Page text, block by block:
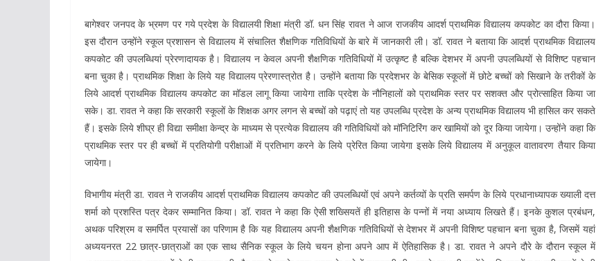
बागेश्वर जनपद के भ्रमण पर गये प्रदेश के विद्यालयी शिक्षा मंत्री डॉ. धन सिंह रावत ने आज राजकीय आदर्श प्राथमिक विद्यालय कपकोट का दौरा किया।
इस दौरान उन्होंने स्कूल प्रशासन से विद्यालय में संचालित शैक्षणिक गतिविधियों के बारे में जानकारी ली। डॉ. रावत ने बताया कि आदर्श प्राथमिक विद्यालय
कपकोट की उपलब्धियां प्रेरणादायक है। विद्यालय न केवल अपनी शैक्षणिक गतिविधियों में उत्कृष्ट है बल्कि देशभर में अपनी उपलब्धियों से विशिष्ट पहचान
बना चुका है। प्राथमिक शिक्षा के लिये यह विद्यालय प्रेरणास्त्रोत है। उन्होंने बताया कि प्रदेशभर के बेसिक स्कूलों में छोटे बच्चों को सिखाने के तरीकों के
लिये आदर्श प्राथमिक विद्यालय कपकोट का मॉडल लागू किया जायेगा ताकि प्रदेश के नौनिहालों को प्राथमिक स्तर पर सशक्त और प्रोत्साहित किया जा
सके। डा. रावत ने कहा कि सरकारी स्कूलों के शिक्षक अगर लगन से बच्चों को पढ़ाएं तो यह उपलब्धि प्रदेश के अन्य प्राथमिक विद्यालय भी हासिल कर सकते
हैं। इसके लिये शीघ्र ही विद्या समीक्षा केन्द्र के माध्यम से प्रत्येक विद्यालय की गतिविधियों को मॉनिटिरिंग कर खामियों को दूर किया जायेगा। उन्होंने कहा कि
प्राथमिक स्तर पर ही बच्चों में प्रतियोगी परीक्षाओं में प्रतिभाग करने के लिये प्रेरित किया जायेगा इसके लिये विद्यालय में अनुकूल वातावरण तैयार किया
जायेगा।
विभागीय मंत्री डा. रावत ने राजकीय आदर्श प्राथमिक विद्यालय कपकोट की उपलब्धियों एवं अपने कर्तव्यों के प्रति समर्पण के लिये प्रधानाध्यापक ख्याली दत्त
शर्मा को प्रशस्ति पत्र देकर सम्मानित किया। डॉ. रावत ने कहा कि ऐसी शख्सियतें ही इतिहास के पन्नों में नया अध्याय लिखते हैं। इनके कुशल प्रबंधन,
अथक परिश्रम व समर्पित प्रयासों का परिणाम है कि यह विद्यालय अपनी शैक्षणिक गतिविधियों से देशभर में अपनी विशिष्ट पहचान बना चुका है, जिसमें यहां
अध्ययनरत 22 छात्र-छात्राओं का एक साथ सैनिक स्कूल के लिये चयन होना अपने आप में ऐतिहासिक है। डा. रावत ने अपने दौरे के दौरान स्कूल में